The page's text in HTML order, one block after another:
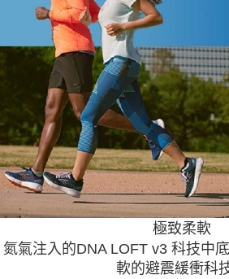
極致柔軟
氮氣注入的DNA LOFT v3 科技中
軟的避震緩衝科